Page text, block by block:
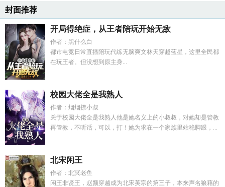
封面推荐
开局得绝症，从王者陪玩开始无敌
作者：黑什么白
都市电竞日常直播陪玩代练无脑爽文林天穿越蓝星，这里全民都
在玩王者。但没想到原主身...
校园大佬全是我熟人
作者：烟烟撩小叔
关于校园大佬全是我熟人他是她名义上的小叔叔，对她却是管教
再管教，不听话，可以，打！她为求在一个家族里站稳脚跟，...
北宋闲王
作者：北冥老鱼
闲王非贤王，赵颜穿越成为北宋英宗的第三子，本来声名狼藉的